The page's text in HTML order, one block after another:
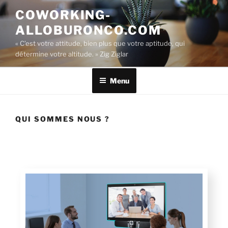
COWORKING-
ALLOBURONCO.COM
« C’est votre attitude, bien plus que votre aptitude, qui
détermine votre altitude. » Zig Ziglar
Menu
QUI SOMMES NOUS ?